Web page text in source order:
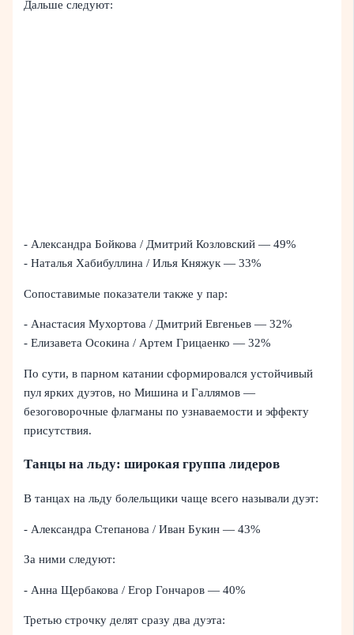
Дальше следуют:
- Александра Бойкова / Дмитрий Козловский — 49%
- Наталья Хабибуллина / Илья Княжук — 33%
Сопоставимые показатели также у пар:
- Анастасия Мухортова / Дмитрий Евгеньев — 32%
- Елизавета Осокина / Артем Грицаенко — 32%
По сути, в парном катании сформировался устойчивый
пул ярких дуэтов, но Мишина и Галлямов —
безоговорочные флагманы по узнаваемости и эффекту
присутствия.
Танцы на льду: широкая группа лидеров
В танцах на льду болельщики чаще всего называли дуэт:
- Александра Степанова / Иван Букин — 43%
За ними следуют:
- Анна Щербакова / Егор Гончаров — 40%
Третью строчку делят сразу два дуэта: